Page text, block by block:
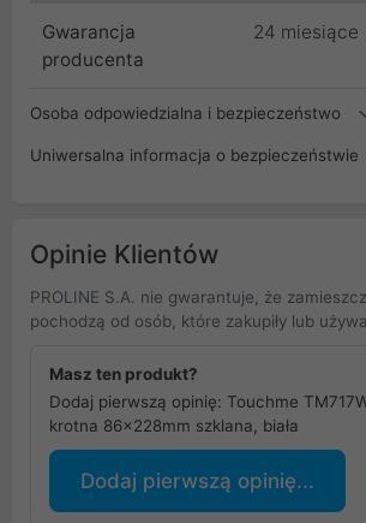
Gwarancja
producenta
24 miesiące
Osoba odpowiedzialna i bezpieczeństwo
Uniwersalna informacja o bezpieczeństwie
Opinie Klientów
PROLINE S.A. nie gwarantuje, że
pochodzą od osób, które zakupiły lub
Masz ten produkt?
Dodaj pierwszą opinię: Touchme
krotna 86x228mm szklana, biała
Dodaj pierwszą opinię...